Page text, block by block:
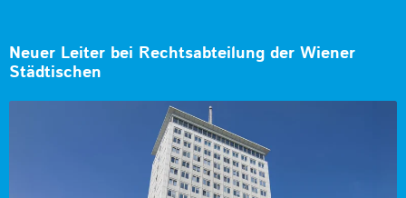
Neuer Leiter bei Rechtsabteilung der Wiener
Städtischen